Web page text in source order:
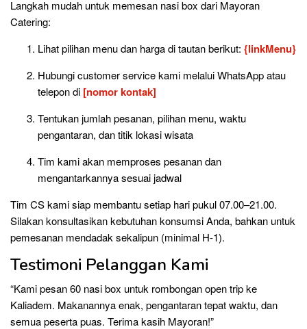
Langkah mudah untuk memesan nasi box dari Mayoran
Catering:
Lihat pilihan menu dan harga di tautan berikut: {linkMenu}
Hubungi customer service kami melalui WhatsApp atau
telepon di [nomor kontak]
Tentukan jumlah pesanan, pilihan menu, waktu
pengantaran, dan titik lokasi wisata
Tim kami akan memproses pesanan dan
mengantarkannya sesuai jadwal
Tim CS kami siap membantu setiap hari pukul 07.00–21.00.
Silakan konsultasikan kebutuhan konsumsi Anda, bahkan untuk
pemesanan mendadak sekalipun (minimal H-1).
Testimoni Pelanggan Kami
“Kami pesan 60 nasi box untuk rombongan open trip ke
Kaliadem. Makanannya enak, pengantaran tepat waktu, dan
semua peserta puas. Terima kasih Mayoran!”